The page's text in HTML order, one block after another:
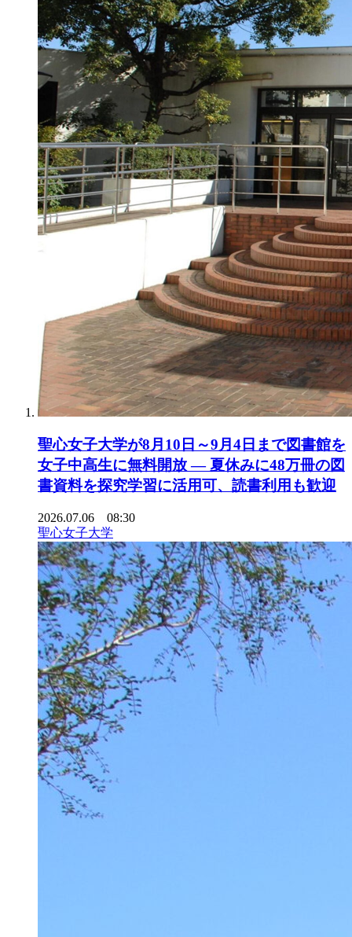
聖心女子大学が8月10日～9月4日まで図書館を
女子中高生に無料開放 ― 夏休みに48万冊の図
書資料を探究学習に活用可、読書利用も歓迎
2026.07.06 08:30
聖心女子大学